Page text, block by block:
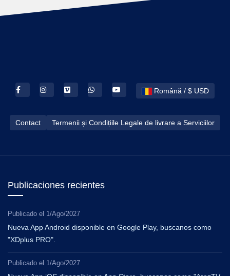
Română / $ USD
Contact Termenii și Condițiile Legale de livrare a Serviciilor
Publicaciones recientes
Publicado el 1/Ago/2027
Nueva App Android disponible en Google Play, buscanos como
"XDplus PRO".
Publicado el 1/Ago/2027